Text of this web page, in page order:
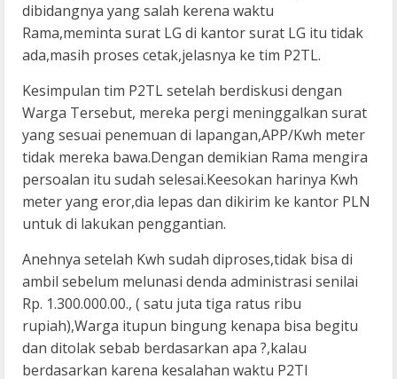
dibidangnya yang salah kerena waktu
Rama,meminta surat LG di kantor surat LG itu tidak
ada,masih proses cetak,jelasnya ke tim P2TL.
Kesimpulan tim P2TL setelah berdiskusi dengan
Warga Tersebut, mereka pergi meninggalkan surat
yang sesuai penemuan di lapangan,APP/Kwh meter
tidak mereka bawa.Dengan demikian Rama mengira
persoalan itu sudah selesai.Keesokan harinya Kwh
meter yang eror,dia lepas dan dikirim ke kantor PLN
untuk di lakukan penggantian.
Anehnya setelah Kwh sudah diproses,tidak bisa di
ambil sebelum melunasi denda administrasi senilai
Rp. 1.300.000.00., ( satu juta tiga ratus ribu
rupiah),Warga itupun bingung kenapa bisa begitu
dan ditolak sebab berdasarkan apa ?,kalau
berdasarkan karena kesalahan waktu P2Tl